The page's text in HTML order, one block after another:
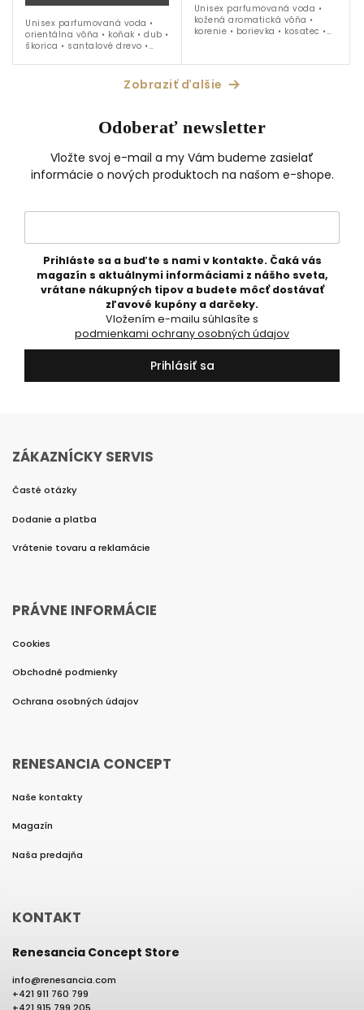
Unisex parfumovaná voda •
orientálna vôňa • koňak • dub •
škorica • santalové drevo •
obdobie jeseň - zima
Unisex parfumovaná voda •
kožená aromatická vôňa •
korenie • borievka • kosatec •
jeseň až jar
Zobraziť ďalšie
Odoberať newsletter
Vložte svoj e-mail a my Vám budeme zasielať
informácie o nových produktoch na našom e-shope.
Prihláste sa a buďte s nami v kontakte. Čaká vás
magazín s aktuálnymi informáciami z nášho sveta,
vrátane nákupných tipov a budete môcť dostávať
zľavové kupóny a darčeky.
podmienkami ochrany osobných údajov
Prihlásiť sa
ZÁKAZNÍCKY SERVIS
Časté otázky
Dodanie a platba
Vrátenie tovaru a reklamácie
PRÁVNE INFORMÁCIE
Cookies
Obchodné podmienky
Ochrana osobných údajov
RENESANCIA CONCEPT
Naše kontakty
Magazín
Naša predajňa
KONTAKT
Renesancia Concept Store
info@renesancia.com
+421 911 760 799
+421 915 799 205